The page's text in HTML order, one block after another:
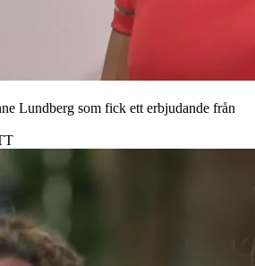
Lundberg som fick ett erbjudande från